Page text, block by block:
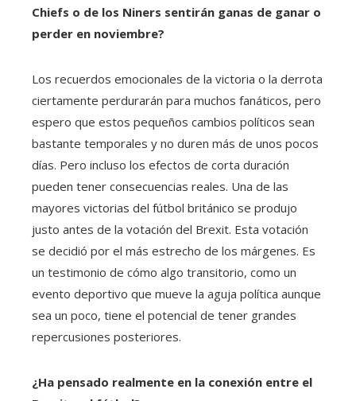
Chiefs o de los Niners sentirán ganas de ganar o
perder en noviembre?
Los recuerdos emocionales de la victoria o la derrota
ciertamente perdurarán para muchos fanáticos, pero
espero que estos pequeños cambios políticos sean
bastante temporales y no duren más de unos pocos
días. Pero incluso los efectos de corta duración
pueden tener consecuencias reales. Una de las
mayores victorias del fútbol británico se produjo
justo antes de la votación del Brexit. Esta votación
se decidió por el más estrecho de los márgenes. Es
un testimonio de cómo algo transitorio, como un
evento deportivo que mueve la aguja política aunque
sea un poco, tiene el potencial de tener grandes
repercusiones posteriores.
¿Ha pensado realmente en la conexión entre el